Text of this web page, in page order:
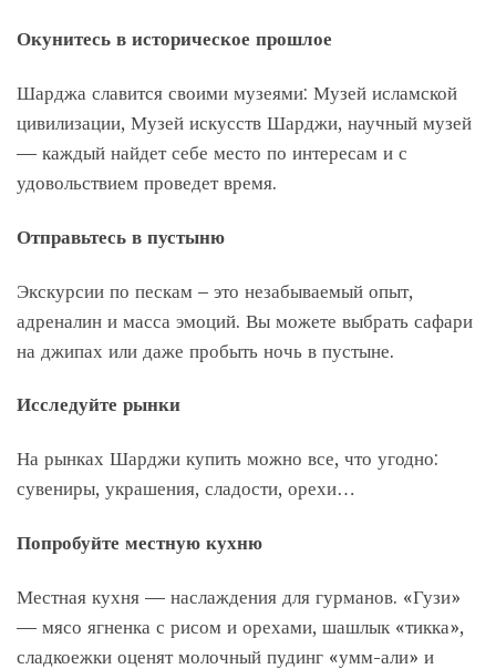
Окунитесь в историческое прошлое
Шарджа славится своими музеями: Музей исламской
цивилизации, Музей искусств Шарджи, научный музей
— каждый найдет себе место по интересам и с
удовольствием проведет время.
Отправьтесь в пустыню
Экскурсии по пескам – это незабываемый опыт,
адреналин и масса эмоций. Вы можете выбрать сафари
на джипах или даже пробыть ночь в пустыне.
Исследуйте рынки
На рынках Шарджи купить можно все, что угодно:
сувениры, украшения, сладости, орехи…
Попробуйте местную кухню
Местная кухня — наслаждения для гурманов. «Гузи»
— мясо ягненка с рисом и орехами, шашлык «тикка»,
сладкоежки оценят молочный пудинг «умм-али» и